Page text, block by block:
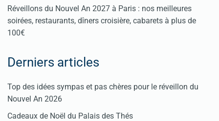
Réveillons du Nouvel An 2027 à Paris : nos meilleures
soirées, restaurants, dîners croisière, cabarets à plus de
100€
Derniers articles
Top des idées sympas et pas chères pour le réveillon du
Nouvel An 2026
Cadeaux de Noël du Palais des Thés